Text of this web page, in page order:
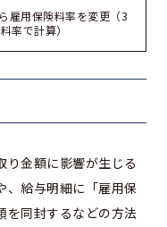
雇用保険料率を変更（3
率で計算）
り金額に影響が生じる
、給与明細に「雇用保
を同封するなどの方法